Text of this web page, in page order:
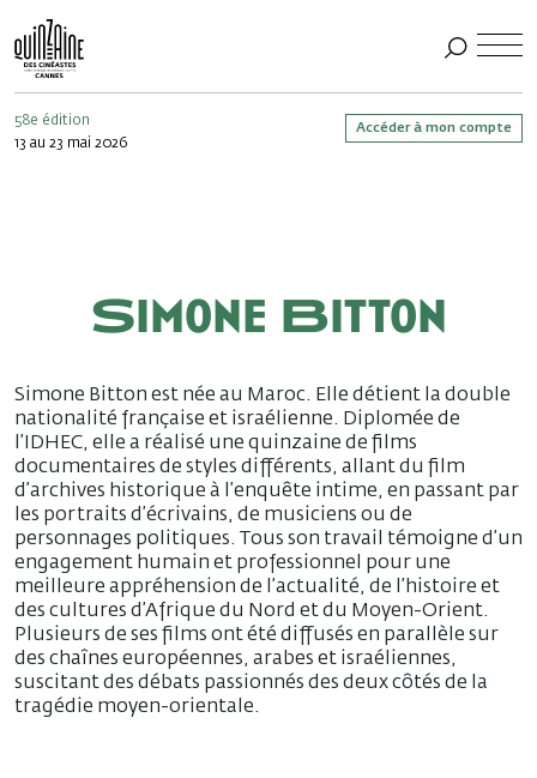
58e édition
13 au 23 mai 2026
Accéder à mon compte
Simone Bitton
Simone Bitton est née au Maroc. Elle détient la double
nationalité française et israélienne. Diplomée de
l’IDHEC, elle a réalisé une quinzaine de films
documentaires de styles différents, allant du film
d’archives historique à l’enquête intime, en passant par
les portraits d’écrivains, de musiciens ou de
personnages politiques. Tous son travail témoigne d’un
engagement humain et professionnel pour une
meilleure appréhension de l’actualité, de l’histoire et
des cultures d’Afrique du Nord et du Moyen-Orient.
Plusieurs de ses films ont été diffusés en parallèle sur
des chaînes européennes, arabes et israéliennes,
suscitant des débats passionnés des deux côtés de la
tragédie moyen-orientale.